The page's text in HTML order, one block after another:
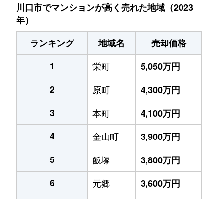
川口市でマンションが高く売れた地域（2023
年）
ランキング
地域名
売却価格
1
栄町
5,050万円
2
原町
4,300万円
3
本町
4,100万円
4
金山町
3,900万円
5
飯塚
3,800万円
6
元郷
3,600万円